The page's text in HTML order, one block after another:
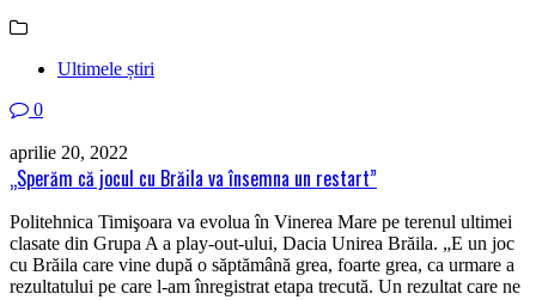
Ultimele știri
0
aprilie 20, 2022
„Sperăm că jocul cu Brăila va însemna un restart”
Politehnica Timişoara va evolua în Vinerea Mare pe terenul ultimei
clasate din Grupa A a play-out-ului, Dacia Unirea Brăila. „E un joc
cu Brăila care vine după o săptămână grea, foarte grea, ca urmare a
rezultatului pe care l-am înregistrat etapa trecută. Un rezultat care ne